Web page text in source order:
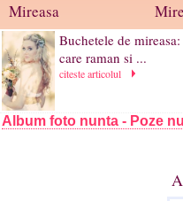
Mireasa
Buchetele de
care raman si ...
citeste articolul
Album foto nunta - Poze